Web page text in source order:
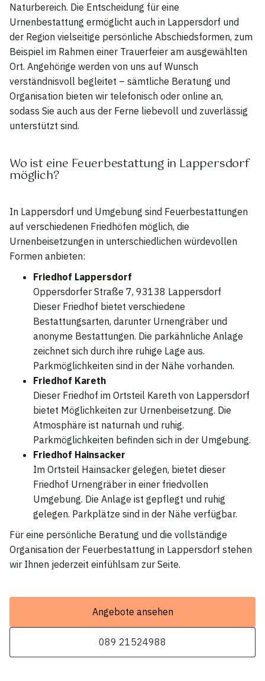
Naturbereich. Die Entscheidung für eine
Urnenbestattung ermöglicht auch in Lappersdorf und
der Region vielseitige persönliche Abschiedsformen, zum
Beispiel im Rahmen einer Trauerfeier am ausgewählten
Ort. Angehörige werden von uns auf Wunsch
verständnisvoll begleitet – sämtliche Beratung und
Organisation bieten wir telefonisch oder online an,
sodass Sie auch aus der Ferne liebevoll und zuverlässig
unterstützt sind.
Wo ist eine Feuerbestattung in Lappersdorf
möglich?
In Lappersdorf und Umgebung sind Feuerbestattungen
auf verschiedenen Friedhöfen möglich, die
Urnenbeisetzungen in unterschiedlichen würdevollen
Formen anbieten:
Friedhof Lappersdorf
Oppersdorfer Straße 7, 93138 Lappersdorf
Dieser Friedhof bietet verschiedene
Bestattungsarten, darunter Urnengräber und
anonyme Bestattungen. Die parkähnliche Anlage
zeichnet sich durch ihre ruhige Lage aus.
Parkmöglichkeiten sind in der Nähe vorhanden.
Friedhof Kareth
Dieser Friedhof im Ortsteil Kareth von Lappersdorf
bietet Möglichkeiten zur Urnenbeisetzung. Die
Atmosphäre ist naturnah und ruhig.
Parkmöglichkeiten befinden sich in der Umgebung.
Friedhof Hainsacker
Im Ortsteil Hainsacker gelegen, bietet dieser
Friedhof Urnengräber in einer friedvollen
Umgebung. Die Anlage ist gepflegt und ruhig
gelegen. Parkplätze sind in der Nähe verfügbar.
Für eine persönliche Beratung und die vollständige
Organisation der Feuerbestattung in Lappersdorf stehen
wir Ihnen jederzeit einfühlsam zur Seite.
Angebote ansehen
089 21524988